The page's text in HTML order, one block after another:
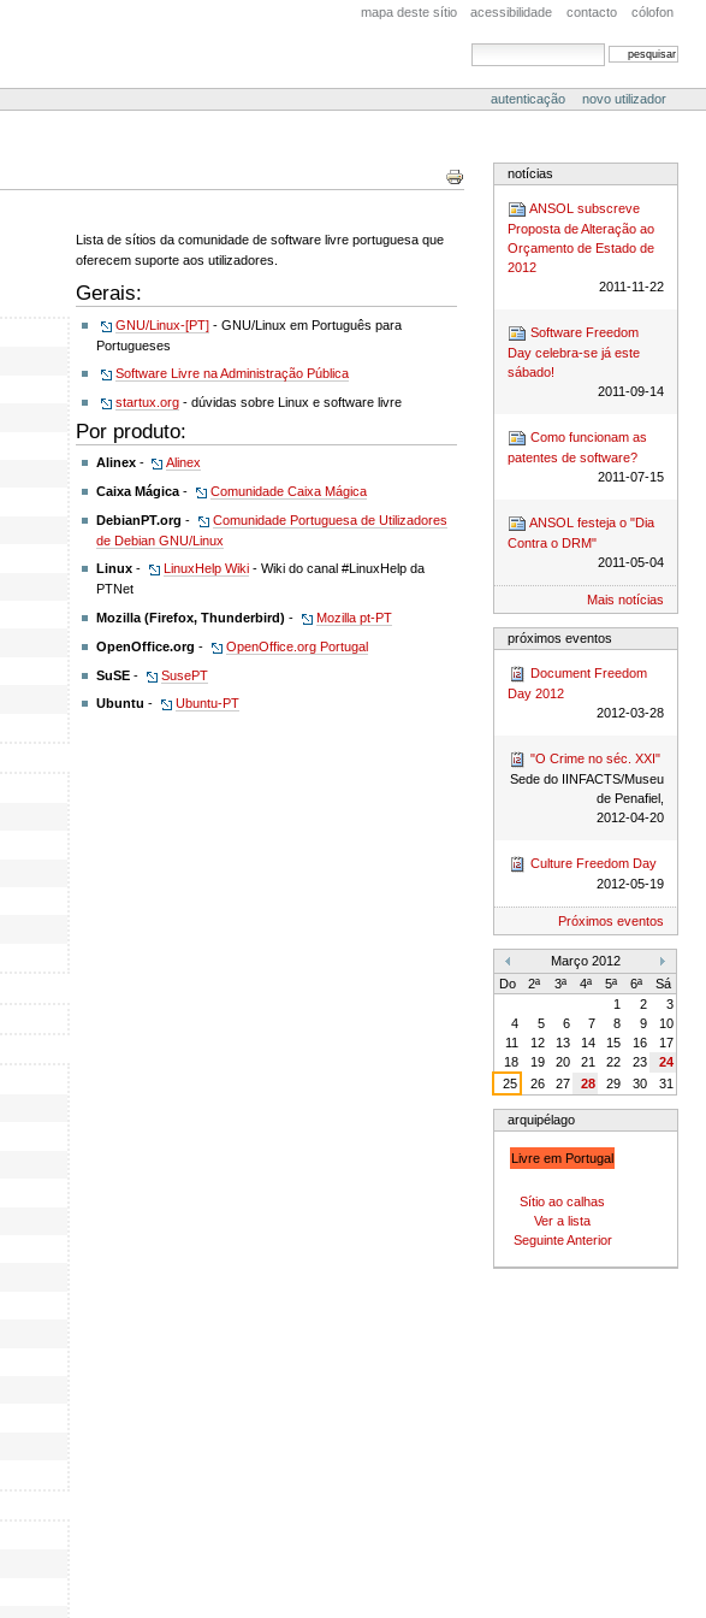
mapa deste sítio acessibilidade contacto cólofon
pesquisar
autenticação
novo utilizador
Acções
do
Documento
Lista de sítios da comunidade de software livre portuguesa que
oferecem suporte aos utilizadores.
Gerais:
GNU/Linux-[PT] - GNU/Linux em Português para
Portugueses
Software Livre na Administração Pública
startux.org - dúvidas sobre Linux e software livre
Por produto:
Alinex -
Alinex
Caixa Mágica -
Comunidade Caixa Mágica
DebianPT.org -
Comunidade Portuguesa de Utilizadores
de Debian GNU/Linux
Linux - LinuxHelp Wiki - Wiki do canal #LinuxHelp da
PTNet
Mozilla (Firefox, Thunderbird) -
Mozilla pt-PT
OpenOffice.org -
OpenOffice.org Portugal
SuSE -
SusePT
Ubuntu - Ubuntu-PT
notícias
ANSOL subscreve
Proposta de Alteração ao
Orçamento de Estado de
2012
2011-11-22
Software Freedom
Day celebra-se já este
sábado!
2011-09-14
Como funcionam as
patentes de software?
2011-07-15
ANSOL festeja o "Dia
Contra o DRM"
2011-05-04
Mais notícias
próximos eventos
Document Freedom
Day 2012
2012-03-28
"O Crime no séc. XXI"
Sede do IINFACTS/Museu
de Penafiel,
2012-04-20
Culture Freedom Day
2012-05-19
Próximos eventos
«
Março 2012
»
Do 2ª 3ª 4ª 5ª 6ª
Sá
1
2
3
4
5 6 7 8 9
10
11
12 13 14 15 16
17
18
19 20 21 22 23
24
25
26 27 28 29 30 31
arquipélago
Livre em Portugal
Sítio ao calhas
Ver a lista
Seguinte Anterior